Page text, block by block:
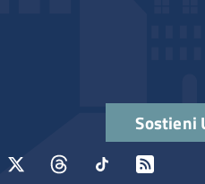
Quick links
Sostieni
Menu social